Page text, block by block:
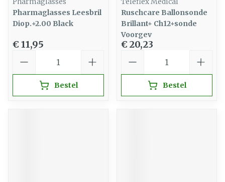
Pharmaglasses Leesbril
Diop.+2.00 Black
€ 11,95
Bestel
Ruschcare Ballonsonde
Brillant+ Ch12+sonde
Voorgev
€ 20,23
Bestel